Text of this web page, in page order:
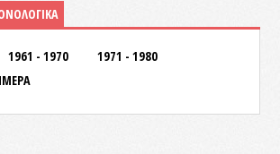
1961 - 1970
1971 - 1980